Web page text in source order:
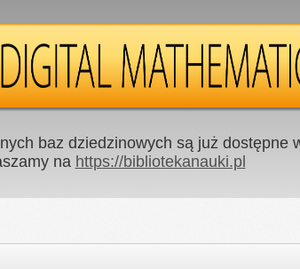
baz dziedzinowych są już dostępne
na https://bibliotekanauki.pl